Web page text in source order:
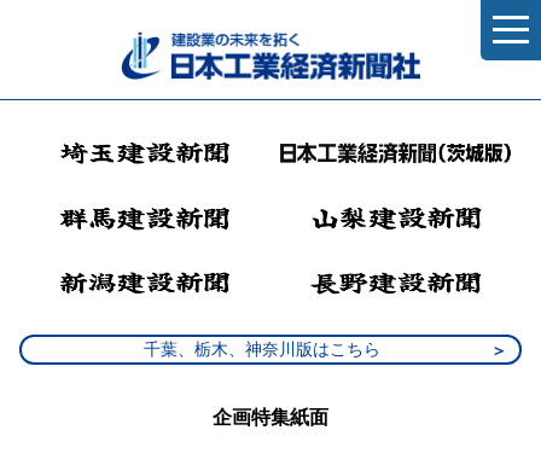
千葉、栃木、神奈川版はこちら
企画特集紙面